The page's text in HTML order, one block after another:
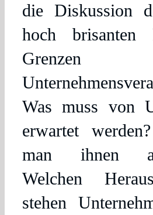
die Diskussion
hoch brisanten
Was muss von
erwartet
man ihnen
Welchen
stehen